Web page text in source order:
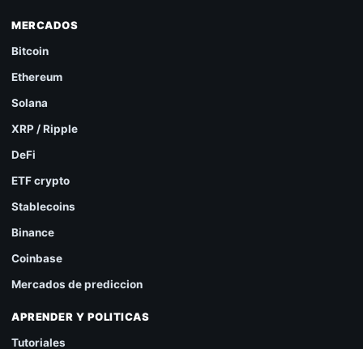
MERCADOS
Bitcoin
Ethereum
Solana
XRP / Ripple
DeFi
ETF crypto
Stablecoins
Binance
Coinbase
Mercados de prediccion
APRENDER Y POLITICAS
Tutoriales